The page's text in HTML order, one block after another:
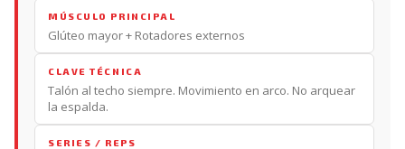
MÚSCULO PRINCIPAL
Glúteo mayor + Rotadores externos
CLAVE TÉCNICA
Talón al techo siempre. Movimiento en arco. No arquear
la espalda.
SERIES / REPS